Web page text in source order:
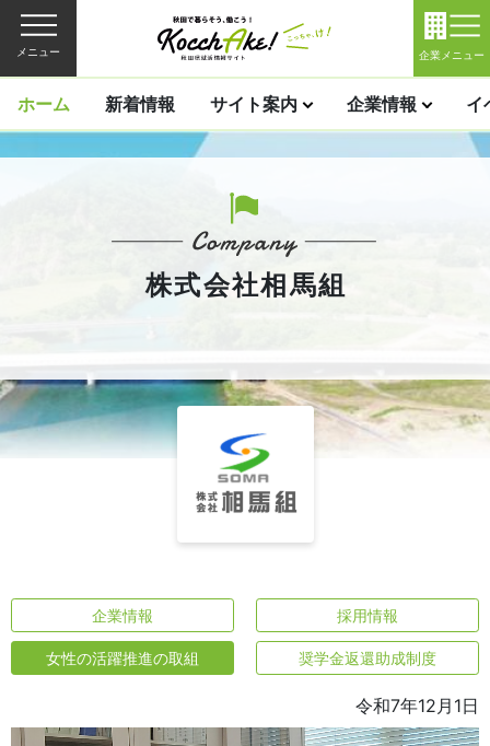
メニュー 企業メニュー
ホーム 新着情報 サイト案内 企業情報 イ
株式会社相馬組
企業情報 採用情報
女性の活躍推進の取組 奨学金返還助成制度
令和7年12月1日